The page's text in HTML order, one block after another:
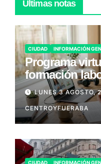
Últimas notas
CIUDAD INFORMACIÓN
Programa
formación
LUNES 3 AGOSTO,
CENTROYFUERABA
CIUDAD INFORMACIÓN